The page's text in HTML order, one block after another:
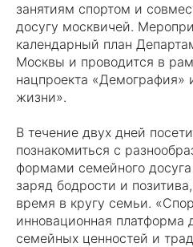
занятиям спортом и
досугу москвичей.
календарный план
Москвы и проводится в
нацпроекта «Демография»
жизни».
В течение двух дней
познакомиться с
формами семейного
заряд бодрости и
время в кругу семьи.
инновационная платформа
семейных ценностей и